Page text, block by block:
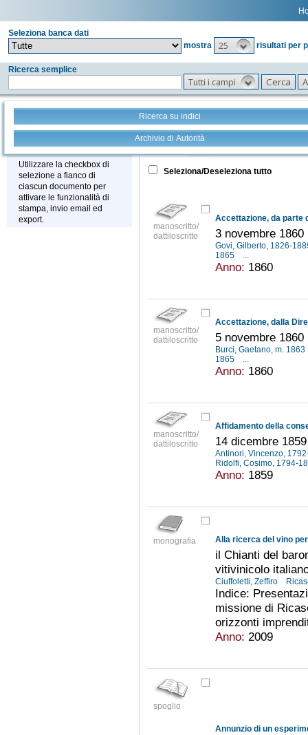
Seleziona banca dati
mostra
25 risultati per
Ricerca semplice
Tutti i campi
Ricerca su indici
Archivio di Autorità
Stampa - Email - Export
Utilizzare la checkbox di
selezione a fianco di
ciascun documento per
attivare le funzionalità di
stampa, invio email ed
export.
Tutto +
Seleziona/Deseleziona tutto
manoscritto/
dattiloscritto
3 novembre 1860
Govi, Gilberto, 1826-
1865
...
Anno: 1860
manoscritto/
dattiloscritto
5 novembre 1860
Burci, Gaetano, m. 1863
1865
...
Anno: 1860
manoscritto/
dattiloscritto
14 dicembre 1859
Antinori, Vincenzo,
Ridolfi, Cosimo, 1794-
Anno: 1859
monografia Alla ricerca del vino
il Chianti del
vitivinicolo
Ciuffoletti, Zeffiro
Indice:
missione di
orizzonti
Anno: 2009
spoglio
Annunzio di un